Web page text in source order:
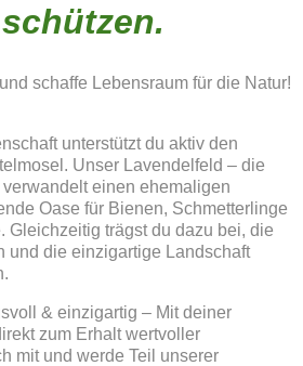
schaffe Lebensraum für die Natur!
unterstützt du aktiv den
Unser Lavendelfeld – die
verwandelt einen ehemaligen
Oase für Bienen, Schmetterlinge
Gleichzeitig trägst du dazu bei, die
und die einzigartige Landschaft
& einzigartig – Mit deiner
zum Erhalt wertvoller
mit und werde Teil unserer